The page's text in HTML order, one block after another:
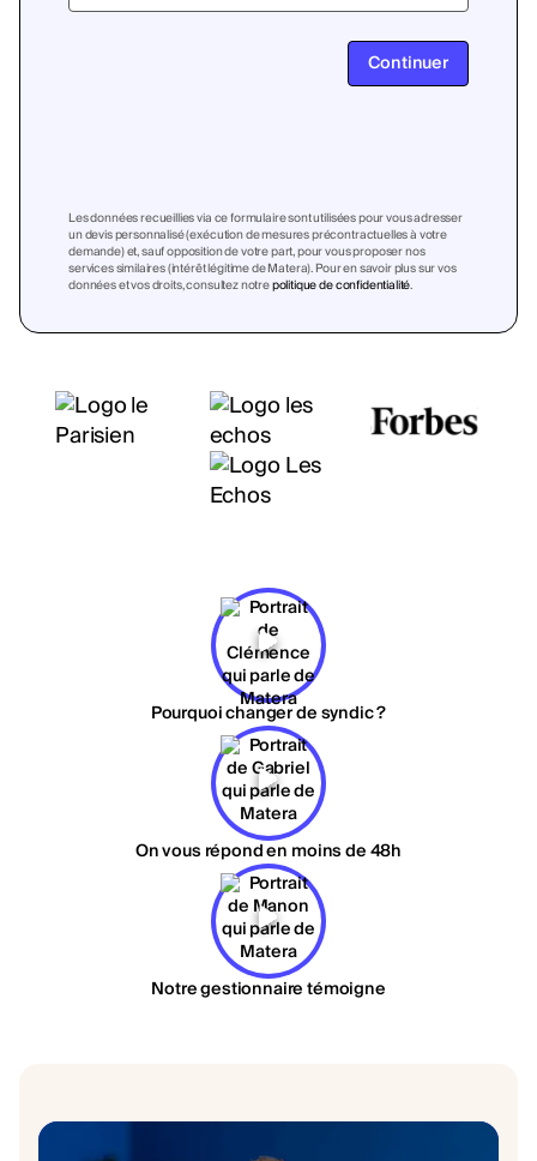
Continuer
Les données recueillies via ce formulaire sont utilisées pour vous adresser
un devis personnalisé (exécution de mesures précontractuelles à votre
demande) et, sauf opposition de votre part, pour vous proposer nos
services similaires (intérêt légitime de Matera). Pour en savoir plus sur vos
données et vos droits, consultez notrepolitique de confidentialité.
Pourquoi changer de syndic ?
On vous répond en moins de 48h
Notre gestionnaire témoigne